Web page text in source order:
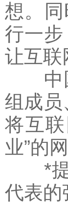
想。
行一
让互联
中国
组成员
将互
业”的
*提
代表的